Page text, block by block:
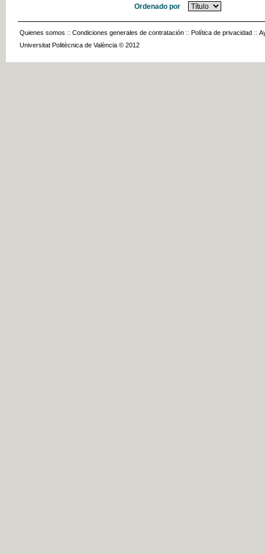
Ordenado por
Quienes somos :: Condiciones generales de contratación :: Política de privacidad ::
Universitat Politècnica de València © 2012